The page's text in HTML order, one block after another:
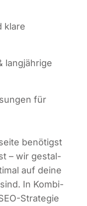
kla­re
lang­jäh­ri­ge
für
benö­tigst
– wir gestal­
auf dei­ne
In Kom­bi­
Stra­te­gie